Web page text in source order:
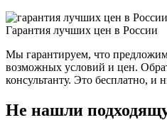
Гарантия лучших цен в России
Мы гарантируем, что
возможных условий и цен.
консультанту. Это бесплатно, и
Не нашли